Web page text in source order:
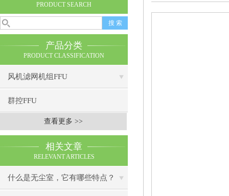
PRODUCT SEARCH
产品分类
PRODUCT CLASSIFICATION
风机滤网机组FFU
群控FFU
查看更多 >>
相关文章
RELEVANT ARTICLES
什么是无尘室，它有哪些特点？